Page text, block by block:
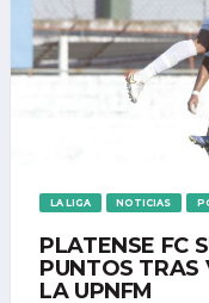
LA LIGA NOTICIAS
PLATENSE FC
PUNTOS TRAS
LA UPNFM